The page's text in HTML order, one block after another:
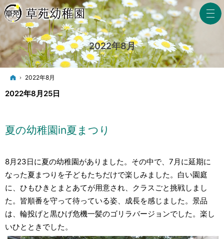
2022年8月
ホーム
2022年8月
2022年8月25日
夏の幼稚園in夏まつり
8月23日に夏の幼稚園がありました。その中で、7月に延期に
なった夏まつりを子どもたちだけで楽しみました。白い園庭
に、ひもひきとまとあてが用意され、クラスごと挑戦しまし
た。皆順番を守って待っている姿、成長を感じました。景品
は、輪投げと黒ひげ危機一髪のゴリラバージョンでした。楽し
いひとときでした。